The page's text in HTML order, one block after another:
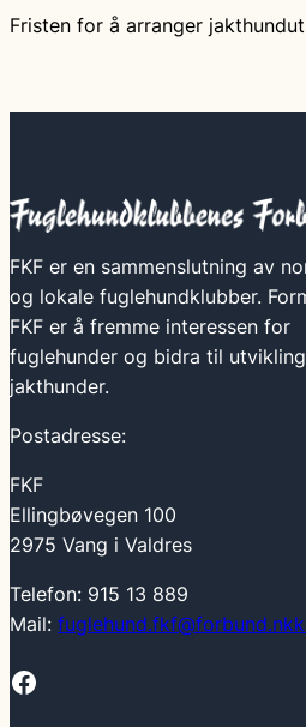
Fristen for å arranger
FKF er en sammenslutning av
og lokale fuglehundklubber.
FKF er å fremme interessen for
fuglehunder og bidra til
jakthunder.
Postadresse:
FKF
Ellingbøvegen 100
2975 Vang i Valdres
Telefon: 915 13 889
Mail:
Facebook